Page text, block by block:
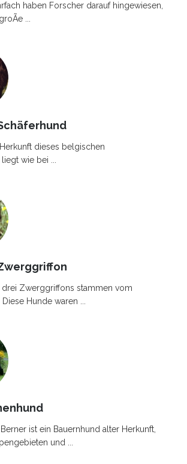
haben Forscher darauf hingewiesen,
...
dieses belgischen
wie bei ...
drei Zwerggriffons stammen vom
Hunde waren ...
ist ein Bauernhund alter Herkunft,
und ...